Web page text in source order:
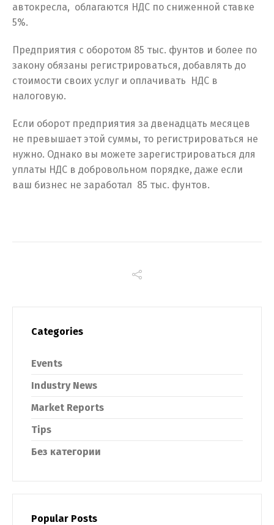
автокресла, облагаются НДС по сниженной ставке
5%.
Предприятия с оборотом 85 тыс. фунтов и более по
закону обязаны регистрироваться, добавлять до
стоимости своих услуг и оплачивать НДС в
налоговую.
Если оборот предприятия за двенадцать месяцев
не превышает этой суммы, то регистрироваться не
нужно. Однако вы можете зарегистрироваться для
уплаты НДС в добровольном порядке, даже если
ваш бизнес не заработал 85 тыс. фунтов.
Categories
Events
Industry News
Market Reports
Tips
Без категории
Popular Posts